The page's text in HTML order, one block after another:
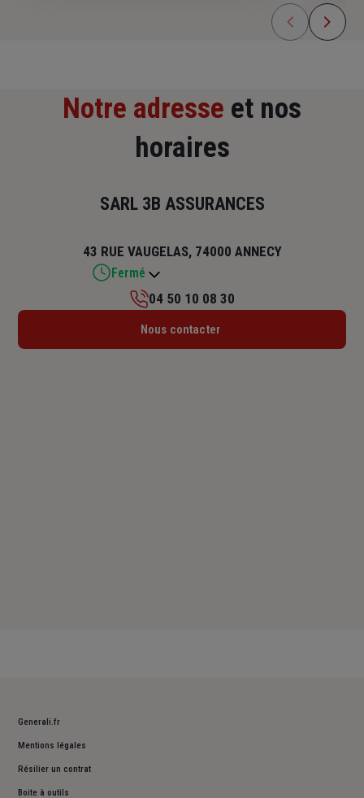
Notre adresse et nos
horaires
SARL 3B ASSURANCES
43 RUE VAUGELAS, 74000 ANNECY
Fermé
Lundi : 09h – 12h / 14h – 17h
04 50 10 08 30
Nous contacter
Generali.fr
Mentions légales
Résilier un contrat
Boite à outils